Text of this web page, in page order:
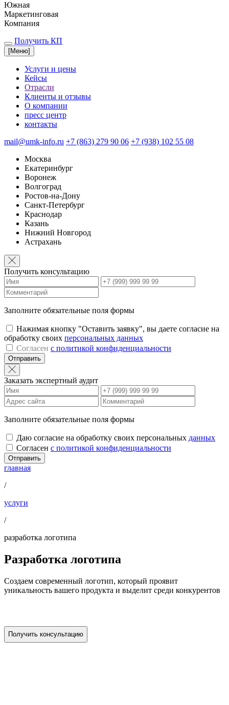
Южная
Маркетинговая
Компания
Получить КП
[Меню]
Услуги и цены
Кейсы
Отрасли
Клиенты и отзывы
О компании
пресс центр
контакты
mail@umk-info.ru +7 (863) 279 90 06 +7 (938) 102 55 08
Москва
Екатеринбург
Воронеж
Волгоград
Ростов-на-Дону
Санкт-Петербург
Краснодар
Казань
Нижний Новгород
Астрахань
Получить консультацию
Заполните обязательные поля формы
Нажимая кнопку "Оставить заявку", вы даете согласие на
обработку своих персональных данных
Согласен с политикой конфиденциальности
Отправить
Заказать экспертный аудит
Заполните обязательные поля формы
Даю согласие на обработку своих персональных данных
Согласен с политикой конфиденциальности
Отправить
главная
/
услуги
/
разработка логотипа
Разработка логотипа
Создаем современный логотип, который проявит
уникальность вашего продукта и выделит среди конкурентов
Получить консультацию